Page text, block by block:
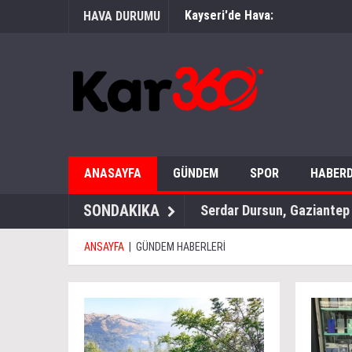
HAVA DURUMU Kayseri'de Hava:
ANASAYFA GÜNDEM SPOR
SONDAKIKA Serdar Dursun, Gaziantep
ANSAYFA GÜNDEM HABERLERİ